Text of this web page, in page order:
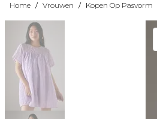
Home / Vrouwen / Kopen Op Pasvorm